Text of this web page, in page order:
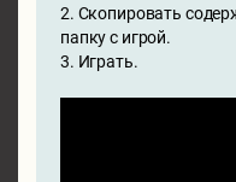
2. Скопировать
папку с игрой.
3. Играть.